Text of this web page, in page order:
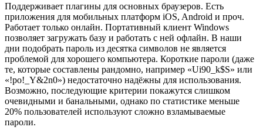
Поддерживает плагины для основных браузеров. Есть
приложения для мобильных платформ iOS, Android и проч.
Работает только онлайн. Портативный клиент Windows
позволяет загружать базу и работать с ней офлайн. В наши
дни подобрать пароль из десятка символов не является
проблемой для хорошего компьютера. Короткие пароли (даже
те, которые составлены рандомно, например «Ui90_k$S» или
«!po!_Y&2n0») недостаточно надёжны для использования.
Возможно, последующие критерии покажутся слишком
очевидными и банальными, однако по статистике меньше
20% пользователей используют сложно взламываемые
пароли.